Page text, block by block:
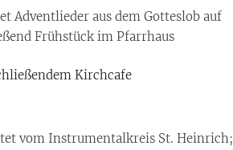
Adventlieder aus dem Gotteslob auf
Frühstück im Pfarrhaus
Kirchcafe
vom Instrumentalkreis St. Heinrich;